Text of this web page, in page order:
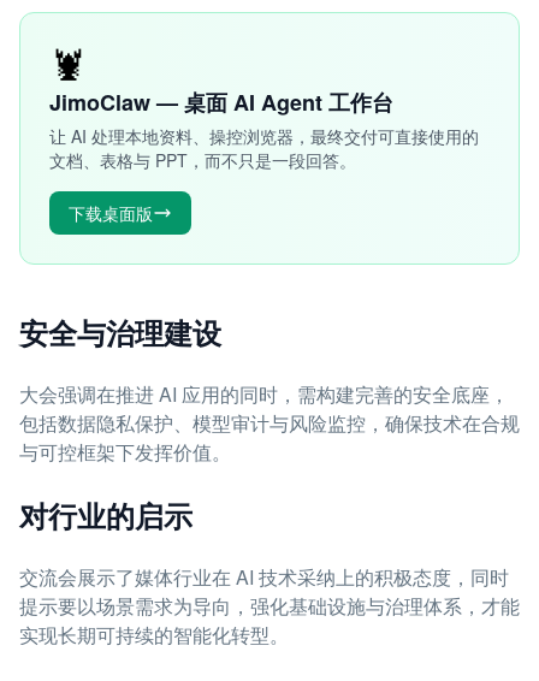
🦞
JimoClaw — 桌面 AI Agent 工作台
让 AI 处理本地资料、操控浏览器，最终交付可直接使用的
文档、表格与 PPT，而不只是一段回答。
下载桌面版
安全与治理建设
大会强调在推进 AI 应用的同时，需构建完善的安全底座，
包括数据隐私保护、模型审计与风险监控，确保技术在合规
与可控框架下发挥价值。
对行业的启示
交流会展示了媒体行业在 AI 技术采纳上的积极态度，同时
提示要以场景需求为导向，强化基础设施与治理体系，才能
实现长期可持续的智能化转型。